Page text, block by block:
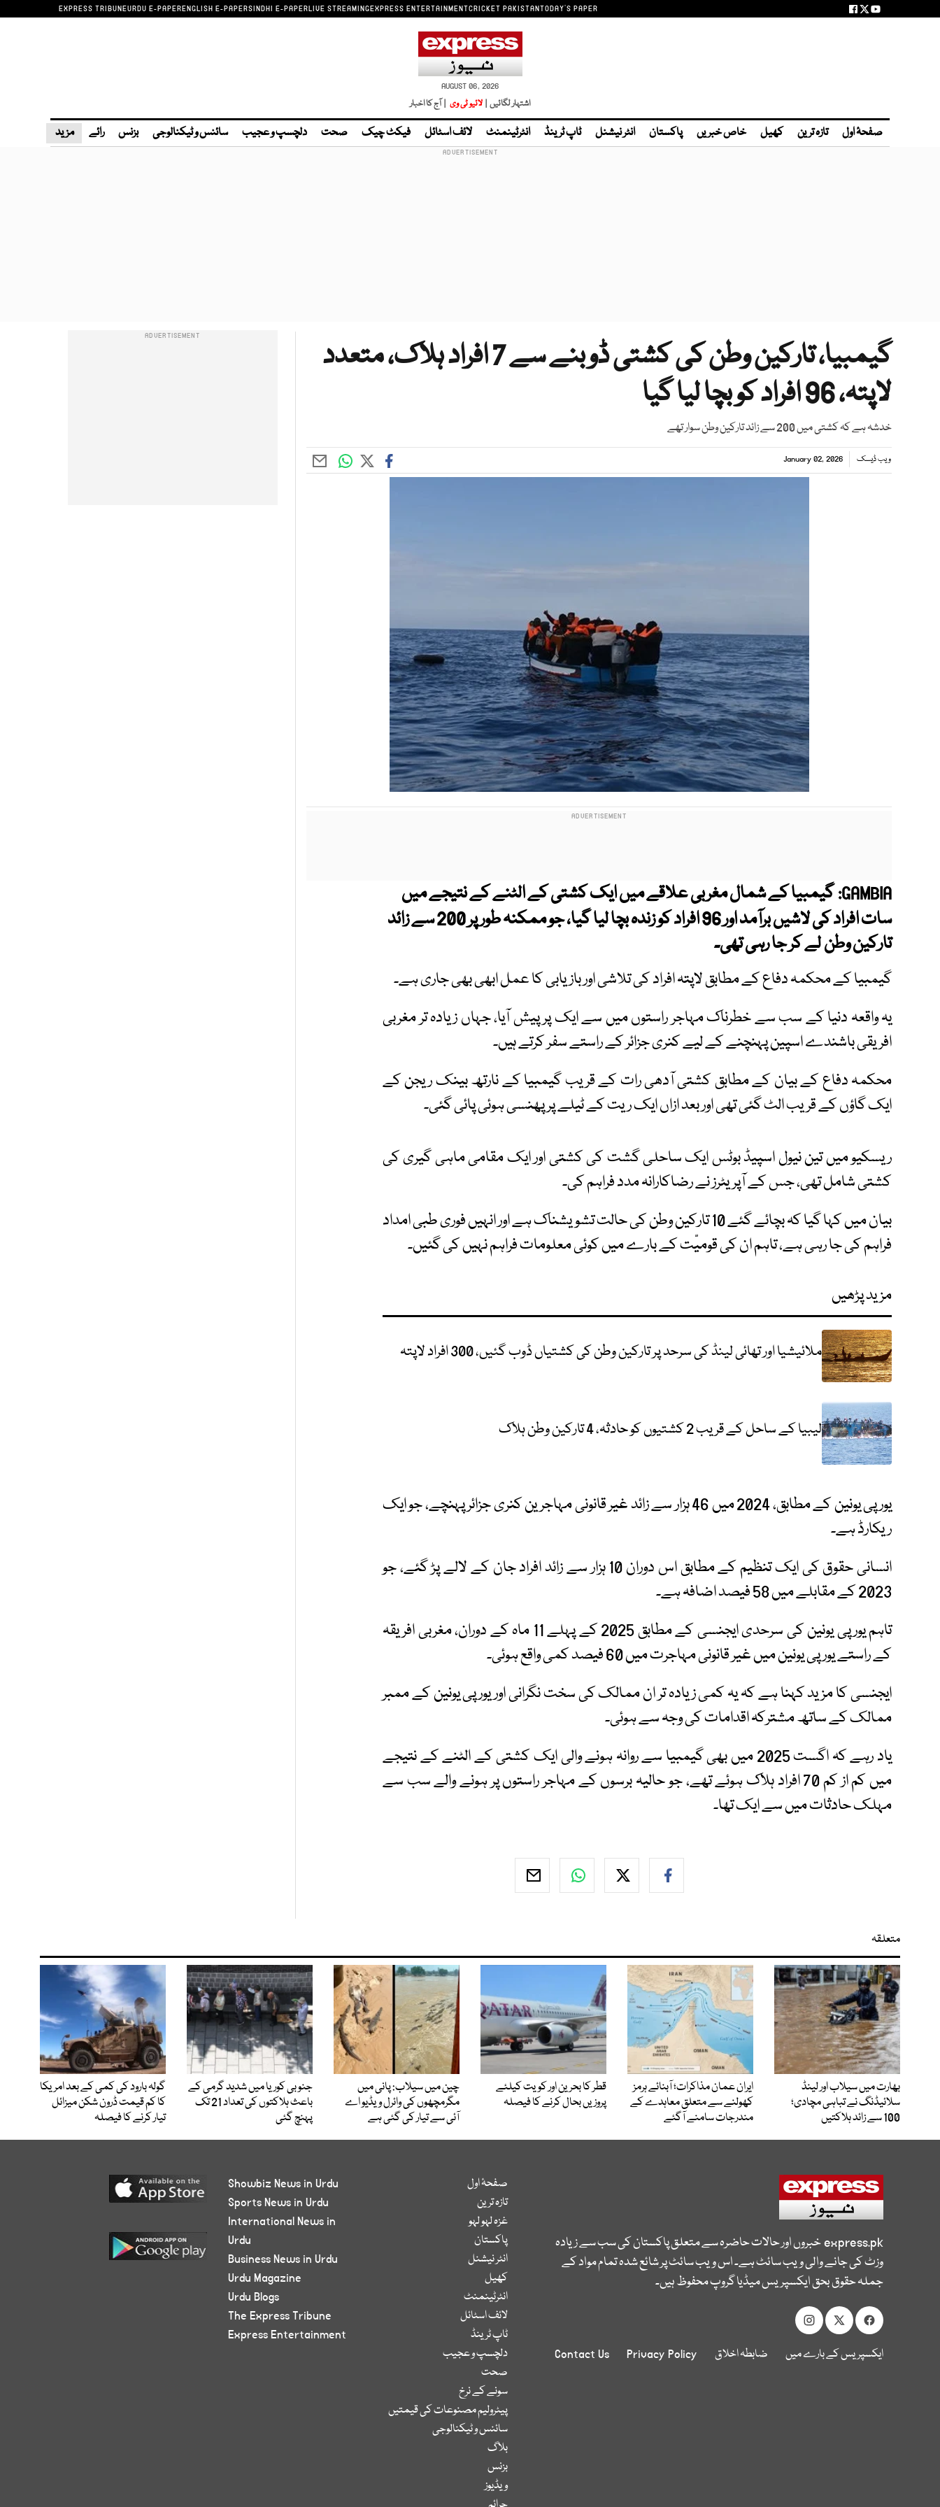
EXPRESS TRIBUNEURDU E-PAPERENGLISH E-PAPERSINDHI E-PAPERLIVE STREAMINGEXPRESS ENTERTAINMENTCRICKET PAKISTANTODAY'S PAPER
AUGUST 06, 2026
اشتہار لگائیں | لائیو ٹی وی | آج کا اخبار
صفحۂ اول تازہ ترین کھیل خاص خبریں پاکستان انٹر نیشنل ٹاپ ٹرینڈ انٹرٹینمنٹ لائف اسٹائل فیکٹ چیک صحت دلچسپ و عجیب سائنس و ٹیکنالوجی بزنس رائے مزید
گیمبیا، تارکین وطن کی کشتی ڈوبنے سے 7 افراد ہلاک، متعدد
لاپتہ، 96 افراد کو بچا لیا گیا
خدشہ ہے کہ کشتی میں 200 سے زائد تارکین وطن سوار تھے
ویب ڈیسک January 02, 2026
GAMBIA: گیمبیا کے شمال مغربی علاقے میں ایک کشتی کے الٹنے کے نتیجے میں
سات افراد کی لاشیں برآمد اور 96 افراد کو زندہ بچا لیا گیا، جو ممکنہ طور پر 200 سے زائد
تارکین وطن لے کر جا رہی تھی۔
گیمبیا کے محکمہ دفاع کے مطابق لاپتہ افراد کی تلاشی اور بازیابی کا عمل ابھی بھی جاری ہے۔
یہ واقعہ دنیا کے سب سے خطرناک مہاجر راستوں میں سے ایک پر پیش آیا، جہاں زیادہ تر مغربی
افریقی باشندے اسپین پہنچنے کے لیے کنری جزائر کے راستے سفر کرتے ہیں۔
محکمہ دفاع کے بیان کے مطابق کشتی آدھی رات کے قریب گیمبیا کے نارتھ بینک ریجن کے
ایک گاؤں کے قریب الٹ گئی تھی اور بعد ازاں ایک ریت کے ٹیلے پر پھنسی ہوئی پائی گئی۔
ریسکیو میں تین نیول اسپیڈ بوٹس ایک ساحلی گشت کی کشتی اور ایک مقامی ماہی گیری کی
کشتی شامل تھی، جس کے آپریٹرز نے رضاکارانہ مدد فراہم کی۔
بیان میں کہا گیا کہ بچائے گئے 10 تارکین وطن کی حالت تشویشناک ہے اور انہیں فوری طبی امداد
فراہم کی جا رہی ہے، تاہم ان کی قومیّت کے بارے میں کوئی معلومات فراہم نہیں کی گئیں۔
مزید پڑھیں
ملائیشیا اور تھائی لینڈ کی سرحد پر تارکین وطن کی کشتیاں ڈوب گئیں، 300 افراد لاپتہ
لیبیا کے ساحل کے قریب 2 کشتیوں کو حادثہ، 4 تارکین وطن ہلاک
یورپی یونین کے مطابق، 2024 میں 46 ہزار سے زائد غیر قانونی مہاجرین کنری جزائر پہنچے، جو ایک
ریکارڈ ہے۔
انسانی حقوق کی ایک تنظیم کے مطابق اس دوران 10 ہزار سے زائد افراد جان کے لالے پڑ گئے، جو
2023 کے مقابلے میں 58 فیصد اضافہ ہے۔
تاہم یورپی یونین کی سرحدی ایجنسی کے مطابق 2025 کے پہلے 11 ماہ کے دوران، مغربی افریقہ
کے راستے یورپی یونین میں غیر قانونی مہاجرت میں 60 فیصد کمی واقع ہوئی۔
ایجنسی کا مزید کہنا ہے کہ یہ کمی زیادہ تر ان ممالک کی سخت نگرانی اور یورپی یونین کے ممبر
ممالک کے ساتھ مشترکہ اقدامات کی وجہ سے ہوئی۔
یاد رہے کہ اگست 2025 میں بھی گیمبیا سے روانہ ہونے والی ایک کشتی کے الٹنے کے نتیجے
میں کم از کم 70 افراد ہلاک ہوئے تھے، جو حالیہ برسوں کے مہاجر راستوں پر ہونے والے سب سے
مہلک حادثات میں سے ایک تھا۔
متعلقہ
بھارت میں سیلاب اور لینڈ
سلائیڈنگ نے تباہی مچادی؛
100 سے زائد ہلاکتیں
ایران عمان مذاکرات؛ آبنائے ہرمز
کھولنے سے متعلق معاہدے کے
مندرجات سامنے آگئے
قطر کا بحرین اور کویت کیلئے
پروزیں بحال کرنے کا فیصلہ
چین میں سیلاب: پانی میں
مگرمچھوں کی وائرل ویڈیو اے
آئی سے تیار کی گئی ہے
جنوبی کوریا میں شدید گرمی کے
باعث ہلاکتوں کی تعداد 21 تک
پہنچ گئی
گولہ بارود کی کمی کے بعد امریکا
کا کم قیمت ڈرون شکن میزائل
تیار کرنے کا فیصلہ
express.pkخبروں اور حالات حاضرہ سے متعلق پاکستان کی سب سے زیادہ
وزٹ کی جانے والی ویب سائٹ ہے۔ اس ویب سائٹ پر شائع شدہ تمام مواد کے
جملہ حقوق بحق ایکسپریس میڈیا گروپ محفوظ ہیں۔
ایکسپریس کے بارے میں ضابطہ اخلاق Privacy Policy
Contact Us
صفحۂ اول
تازہ ترین
غزہ لہو لہو
پاکستان
انٹر نیشنل
کھیل
انٹرٹینمنٹ
لائف اسٹائل
ٹاپ ٹرینڈ
دلچسپ و عجیب
صحت
سونے کے نرخ
پیٹرولیم مصنوعات کی قیمتیں
سائنس و ٹیکنالوجی
بلاگ
بزنس
ویڈیوز
Showbiz News in Urdu
Sports News in Urdu
International News in
Urdu
Business News in Urdu
Urdu Magazine
Urdu Blogs
The Express Tribune
Express Entertainment